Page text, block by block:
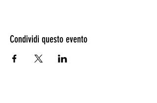
Condividi questo evento